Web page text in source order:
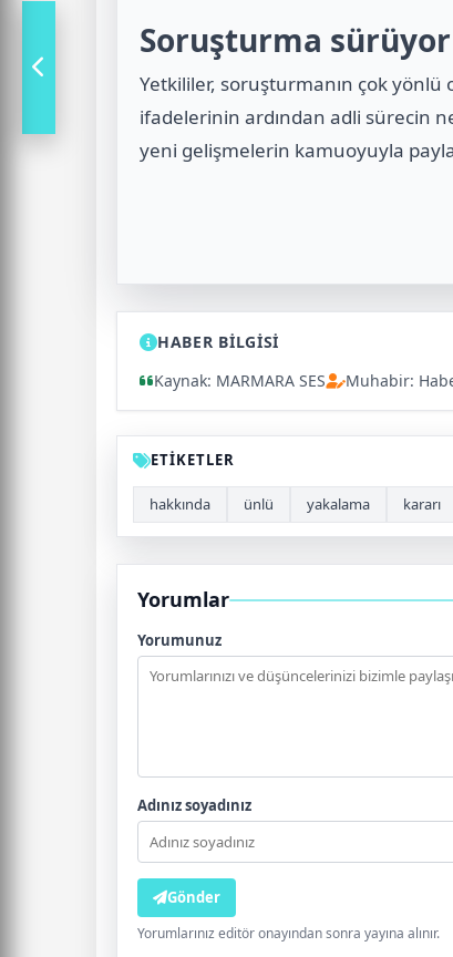
Soruşturma sürüyor
Yetkililer, soruşturmanın çok
ifadelerinin ardından adli sürecin
yeni gelişmelerin kamuoyuyla
HABER BİLGİSİ
Kaynak: MARMARA SES
Muhabir:
ETİKETLER
hakkında ünlü yakalama kararı
Yorumlar
Yorumunuz
Adınız soyadınız
Gönder
Yorumlarınız editör onayından sonra yayına alınır.